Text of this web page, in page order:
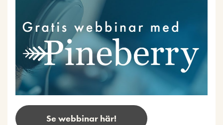
Se webbinar här!